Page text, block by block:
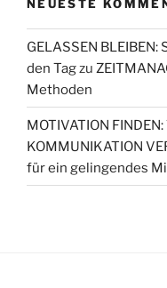
NEUESTE
GELASSEN
den Tagzu
Methoden
MOTIVATION
KOMMUNIKATION
für ein gelingendes